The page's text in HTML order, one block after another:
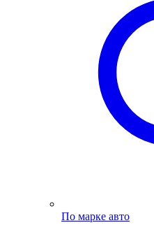
По марке авто